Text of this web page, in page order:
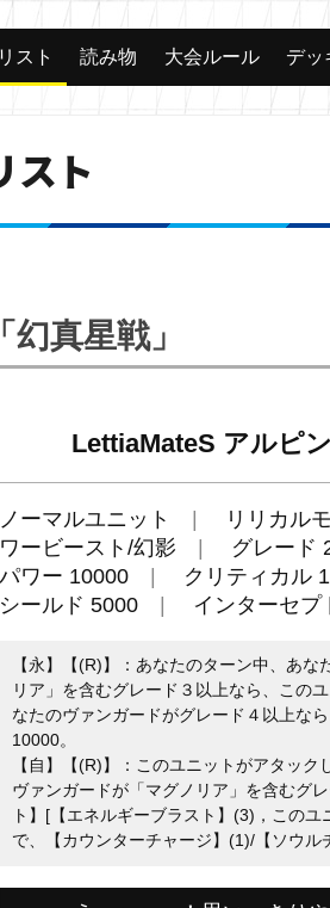
スト 読み物 大会ルール デッ
スト
幻真星戦」
LettiaMateS アルピン
ノーマルユニット
リリカル
ワービースト/幻影
グレード
パワー 10000
クリティカル 1
シールド 5000
インターセプ
【永】【(R)】：あなたのターン中、あな
リア」を含むグレード３以上なら、この
なたのヴァンガードがグレード４以上な
10000。
【自】【(R)】：このユニットがアタッ
ヴァンガードが「マグノリア」を含むグ
ト】[【エネルギーブラスト】(3)，このユ
で、【カウンターチャージ】(1)/【ソウル